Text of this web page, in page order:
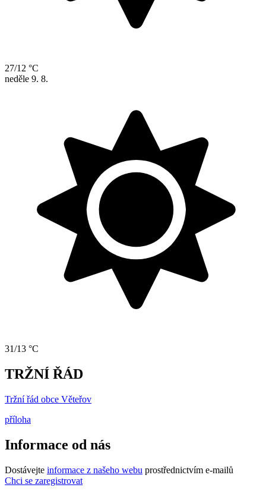
27/12 °C
neděle 9. 8.
31/13 °C
TRŽNÍ ŘÁD
Tržní řád obce Věteřov
příloha
Informace od nás
Dostávejte informace z našeho webu prostřednictvím e-mailů
Chci se zaregistrovat